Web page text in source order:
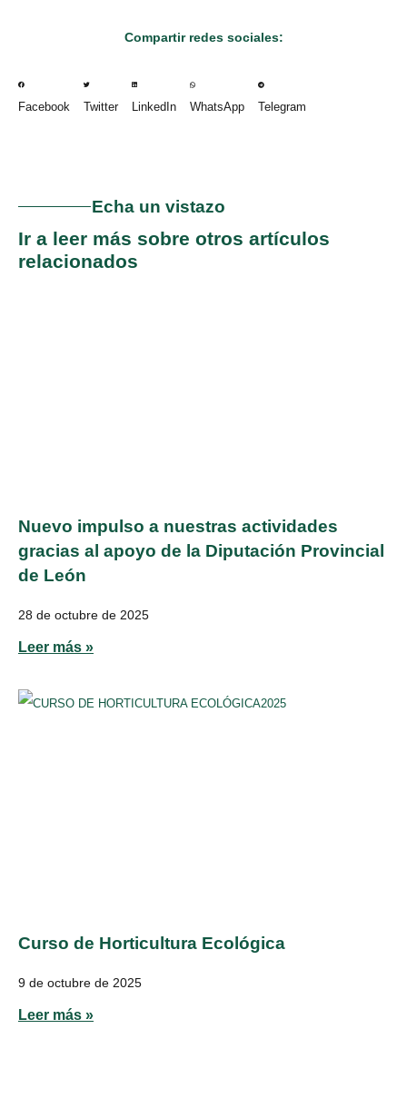
Compartir redes sociales:
Facebook Twitter LinkedIn WhatsApp Telegram
Echa un vistazo
Ir a leer más sobre otros artículos
relacionados
Nuevo impulso a nuestras actividades
gracias al apoyo de la Diputación Provincial
de León
28 de octubre de 2025
Leer más »
Curso de Horticultura Ecológica
9 de octubre de 2025
Leer más »